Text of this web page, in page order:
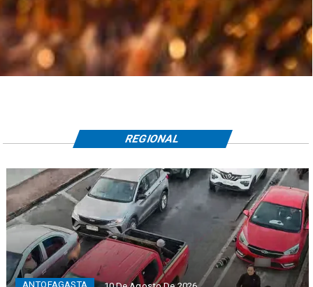
ANTOFAGASTA
REGIONAL